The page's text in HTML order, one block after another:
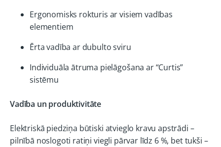
Ergonomisks rokturis ar visiem vadības
elementiem
Ērta vadība ar dubulto sviru
Individuāla ātruma pielāgošana ar “Curtis”
sistēmu
Vadība un produktivitāte
Elektriskā piedziņa būtiski atvieglo kravu apstrādi –
pilnībā noslogoti ratiņi viegli pārvar līdz 6 %, bet tukši –